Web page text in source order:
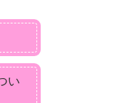
い